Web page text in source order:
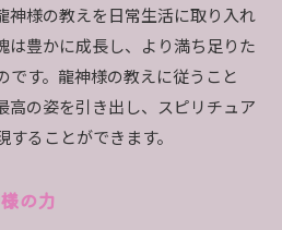
神様の教えを日常生活に取り入れ
は豊かに成長し、より満ち足りた
です。龍神様の教えに従うこと
高の姿を引き出し、スピリチュア
ることができます。
の力